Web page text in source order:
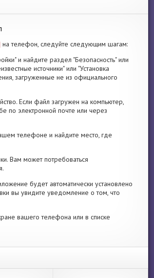
на телефон, следуйте следующим шагам:
и найдите раздел "Безопасность" или
источники" или "Установка
загруженные не из официального
Если файл загружен на компьютер,
по электронной почте или через
телефоне и найдите место, где
Вам может потребоваться
будет автоматически установлено
вы увидите уведомление о том, что
вашего телефона или в списке